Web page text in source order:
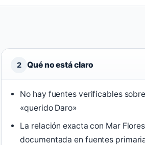
2 Qué no está claro
No hay fuentes verificables
«querido Daro»
La relación exacta con Mar
documentada en fuentes